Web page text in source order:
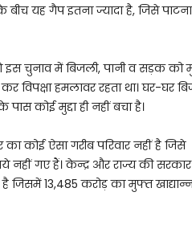
यह गैप इतना ज्यादा है, जिसे पाटना
चुनाव में बिजली, पानी व सड़क को
विपक्षा हमलावर रहता था। घर-घर
कोई मुद्दा ही नहीं बचा है।
कोई ऐसा गरीब परिवार नहीं है जिसे
गए हैं। केन्द्र और राज्य की
जिसमें 13,485 करोड़ का मुफ्त